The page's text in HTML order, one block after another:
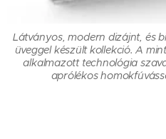
Látványos, modern dizájnt, és
üveggel készült kollekció. A
alkalmazott technológia
aprólékos